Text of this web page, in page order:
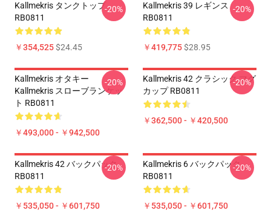
Kallmekris タンクトップ
RB0811
￥354,525$24.45
-20%
Kallmekris 39 レギンス
RB0811
￥419,775$28.95
-20%
Kallmekris オタキー
Kallmekris スローブランケッ
ト RB0811
￥493,000 - ￥942,500
-20%
Kallmekris 42 クラシック マグ
カップ RB0811
￥362,500 - ￥420,500
-20%
Kallmekris 42 バックパック
RB0811
￥535,050 - ￥601,750
-20%
Kallmekris 6 バックパック
RB0811
￥535,050 - ￥601,750
-20%